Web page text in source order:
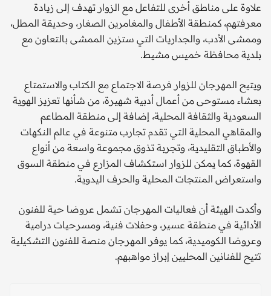
علاوة على مناطق أخرى للتفاعل مع الزوار تهدف إلى زيادة
معرفتهم، كمنطقة الأطفال والمغامرين الصغار، وحديقة المطل،
وممشى الأدب، والجداريات التي ستزين الممشى بالتعاون مع
بلدية محافظة خميس مشيط.
ويتيح المهرجان للزوار فرصة الاجتماع مع الكتاب والاستمتاع
بعشاء مستوحى من أعمال أدبية شهيرة، من شأنها تعزيز الهوية
السعودية والثقافة المحلية، إضافة إلى منطقة المطاعم
والمقاهي المحلية التي تقدم تجارب متنوعة في عالم النكهات
والأطباق التقليدية، وتجربة تذوق مجموعة واسعة من أنواع
القهوة، كما يمكن للزوار استكشاف المزارع في منطقة السوق
واستعراض المنتجات المحلية والحرف اليدوية.
وأكدت الهيئة أن فعاليات المهرجان تشمل عروضا حية للفنون
الأدائية في منطقة عسير، وحفلات فنية، ومسرحيات درامية
وعروضا الكوميدية، كما يوفر المهرجان منصة للفنون التشكيلية
تتيح للفنانين المحليين إبراز مواهبهم.